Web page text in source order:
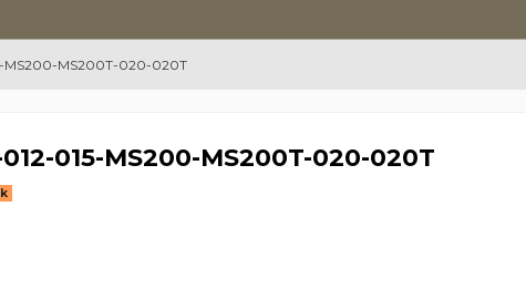
MS200-MS200T-020-020T
012-015-MS200-MS200T-020-020T